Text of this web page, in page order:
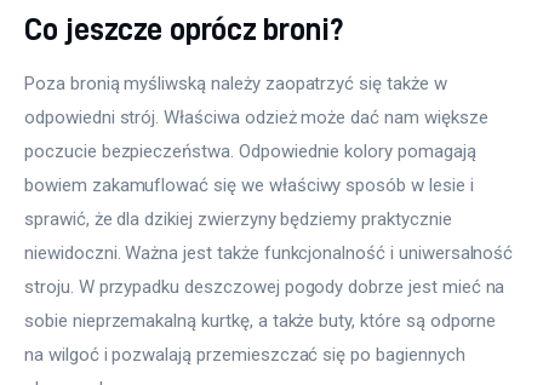
Co jeszcze oprócz broni?
Poza bronią myśliwską należy zaopatrzyć się także w
odpowiedni strój. Właściwa odzież może dać nam większe
poczucie bezpieczeństwa. Odpowiednie kolory pomagają
bowiem zakamuflować się we właściwy sposób w lesie i
sprawić, że dla dzikiej zwierzyny będziemy praktycznie
niewidoczni. Ważna jest także funkcjonalność i uniwersalność
stroju. W przypadku deszczowej pogody dobrze jest mieć na
sobie nieprzemakalną kurtkę, a także buty, które są odporne
na wilgoć i pozwalają przemieszczać się po bagiennych